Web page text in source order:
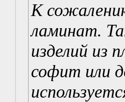
К
ламинат.
изделий из
софит или